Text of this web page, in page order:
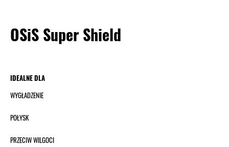
OSiS Super Shield
IDEALNE DLA
WYGŁADZENIE
POŁYSK
PRZECIW WILGOCI